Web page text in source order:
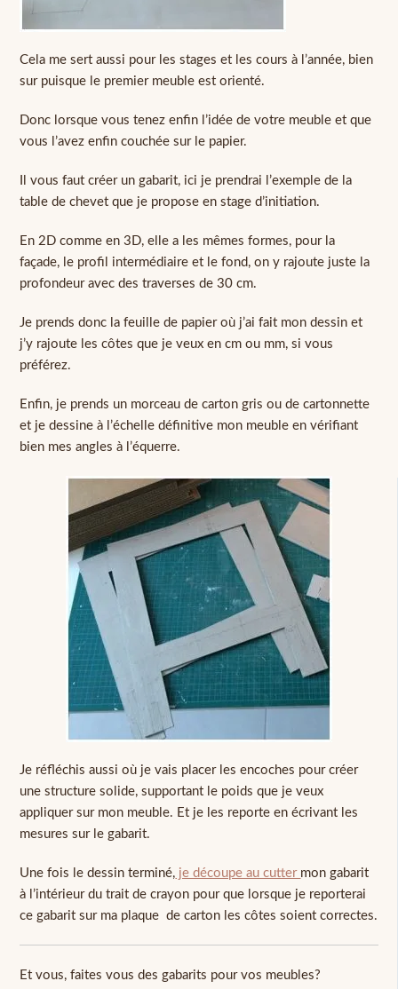
Cela me sert aussi pour les stages et les cours à l’année, bien
sur puisque le premier meuble est orienté.
Donc lorsque vous tenez enfin l’idée de votre meuble et que
vous l’avez enfin couchée sur le papier.
Il vous faut créer un gabarit, ici je prendrai l’exemple de la
table de chevet que je propose en stage d’initiation.
En 2D comme en 3D, elle a les mêmes formes, pour la
façade, le profil intermédiaire et le fond, on y rajoute juste la
profondeur avec des traverses de 30 cm.
Je prends donc la feuille de papier où j’ai fait mon dessin et
j’y rajoute les côtes que je veux en cm ou mm, si vous
préférez.
Enfin, je prends un morceau de carton gris ou de cartonnette
et je dessine à l’échelle définitive mon meuble en vérifiant
bien mes angles à l’équerre.
Je réfléchis aussi où je vais placer les encoches pour créer
une structure solide, supportant le poids que je veux
appliquer sur mon meuble. Et je les reporte en écrivant les
mesures sur le gabarit.
Une fois le dessin terminé, je découpe au cutter mon gabarit
à l’intérieur du trait de crayon pour que lorsque je reporterai
ce gabarit sur ma plaque de carton les côtes soient correctes.
Et vous, faites vous des gabarits pour vos meubles?